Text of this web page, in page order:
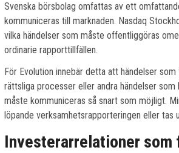
Svenska börsbolag omfattas av ett
kommuniceras till marknaden. Nasdaq
vilka händelser som måste offentliggöras
ordinarie rapporttillfällen.
För Evolution innebär detta att händelser
rättsliga processer eller andra händelser
måste kommuniceras så snart som möjligt.
löpande verksamhetsrapporteringen eller tas
Investerarrelationer som